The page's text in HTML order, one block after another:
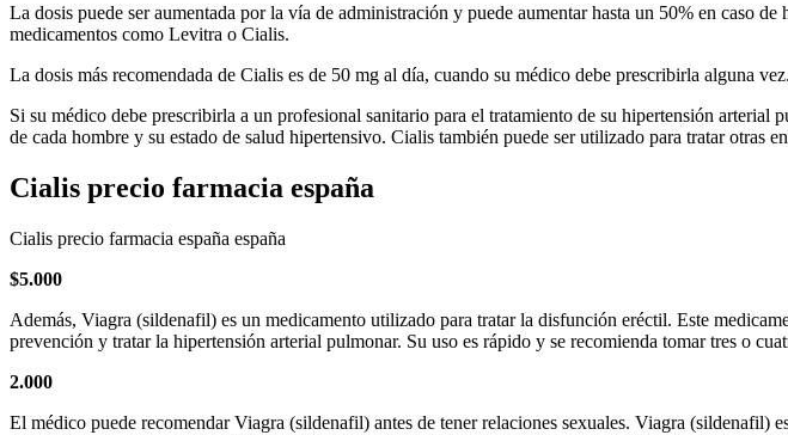
La dosis puede ser aumentada por la vía de administración y puede aumentar hasta un 50% en caso
medicamentos como Levitra o Cialis.
La dosis más recomendada de Cialis es de 50 mg al día, cuando su médico debe prescribirla alguna vez.
Si su médico debe prescribirla a un profesional sanitario para el tratamiento de su hipertensión arterial
de cada hombre y su estado de salud hipertensivo. Cialis también puede ser utilizado para tratar otras
Cialis precio farmacia españa
Cialis precio farmacia españa españa
$5.000
Además, Viagra (sildenafil) es un medicamento utilizado para tratar la disfunción eréctil. Este
prevención y tratar la hipertensión arterial pulmonar. Su uso es rápido y se recomienda tomar tres o
2.000
El médico puede recomendar Viagra (sildenafil) antes de tener relaciones sexuales. Viagra